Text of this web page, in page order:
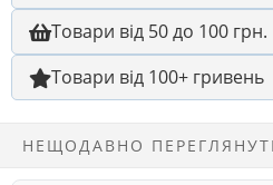
Товари від 50 до 100 грн.
Товари від 100+ гривень
НЕЩОДАВНО ПЕРЕГЛЯНУТІ